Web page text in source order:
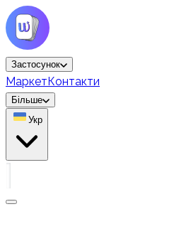
Застосунок
МаркетКонтакти
Більше
Укр